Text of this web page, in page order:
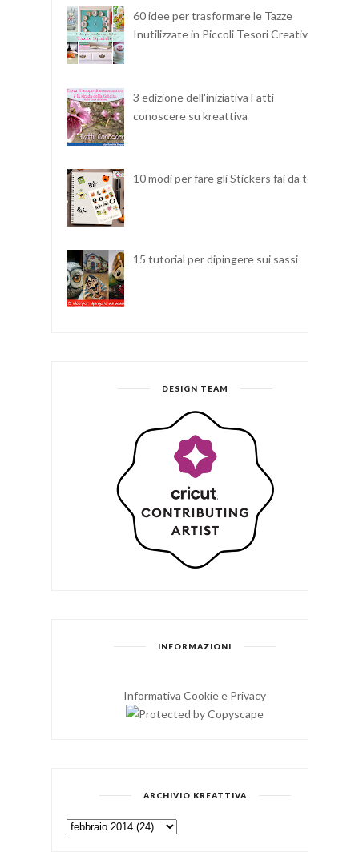
60 idee per trasformare le Tazze
Inutilizzate in Piccoli Tesori Creativi
3 edizione dell'iniziativa Fatti
conoscere su kreattiva
10 modi per fare gli Stickers fai da te
15 tutorial per dipingere sui sassi
DESIGN TEAM
INFORMAZIONI
Informativa Cookie e Privacy
ARCHIVIO KREATTIVA